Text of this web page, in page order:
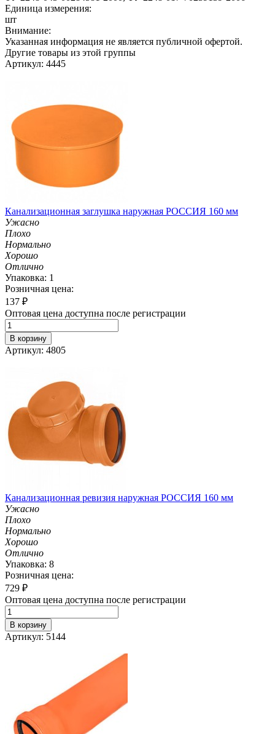
Единица измерения:
шт
Внимание:
Указанная информация не является публичной офертой.
Другие товары из этой группы
Артикул: 4445
Канализационная заглушка наружная РОССИЯ 160 мм
Ужасно
Плохо
Нормально
Хорошо
Отлично
Упаковка: 1
Розничная цена:
137 ₽
Оптовая цена доступна после регистрации
В корзину
Артикул: 4805
Канализационная ревизия наружная РОССИЯ 160 мм
Ужасно
Плохо
Нормально
Хорошо
Отлично
Упаковка: 8
Розничная цена:
729 ₽
Оптовая цена доступна после регистрации
В корзину
Артикул: 5144